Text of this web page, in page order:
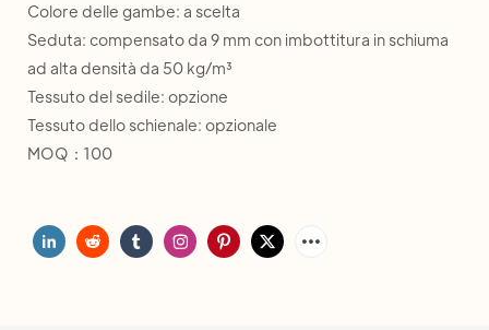
Colore delle gambe: a scelta
Seduta: compensato da 9 mm con imbottitura in schiuma
ad alta densità da 50 kg/m³
Tessuto del sedile: opzione
Tessuto dello schienale: opzionale
MOQ：100